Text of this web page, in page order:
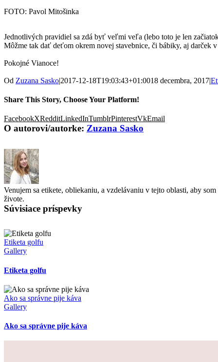
FOTO: Pavol Mitošinka
Jednotlivých pravidiel sa zdá byť veľmi veľa (lebo toto je len
Môžme tak dať deťom okrem novej stavebnice, či bábiky, aj darček
Pokojné Vianoce!
Od Zuzana Sasko|2017-12-18T19:03:43+01:0018 decembra, 2017|
Share This Story, Choose Your Platform!
FacebookXRedditLinkedInTumblrPinterestVkEmail
O autorovi/autorke: Zuzana Sasko
Venujem sa etikete, obliekaniu, a vzdelávaniu v tejto oblasti, aby
živote.
Súvisiace príspevky
Etiketa golfu
Gallery
Etiketa golfu
Ako sa správne pije káva
Gallery
Ako sa správne pije káva